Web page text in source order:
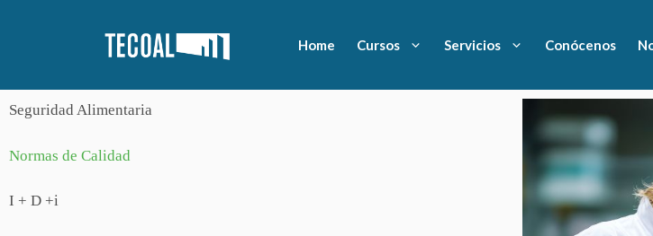
Home Cursos Servicios Conócenos
Seguridad Alimentaria
Normas de Calidad
I + D +i